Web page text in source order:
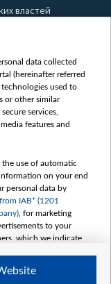
властей
data collected
(hereinafter referred
used to
or other similar
services,
features and
use of automatic
on your end
personal data by
IAB* (1201
, for marketing
to your
which we indicate
likwidacji are as